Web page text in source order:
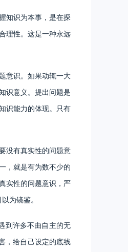
知识为本事，是在探
理性。这是一种永远
意识。如果动辄一大
识意义。提出问题是
识能力的体现。只有
没有真实性的问题意
，就是有为数不少的
实性的问题意识，严
为镜鉴。
到许多不由自主的无
，给自己设定的底线